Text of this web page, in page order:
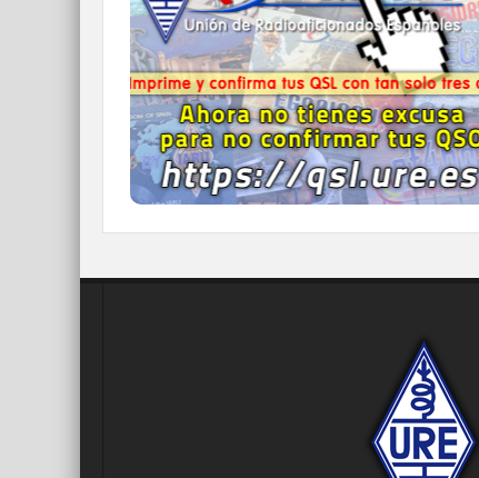
Imprime y confirma tus QSL en tan solo tres
click.
Nunca fue tan fácil y cómodo
el confirmar tus contactos.
IR A QDURE